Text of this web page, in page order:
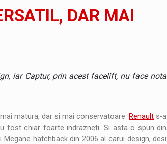
in contextul starii de alerta
DAR MAI
iar Captur, prin acest facelift, nu face nota
matura, dar si mai conservatoare. Renault s-a
fost chiar foarte indrazneti. Si asta o spun din
hatchback din 2006 al carui design, desi